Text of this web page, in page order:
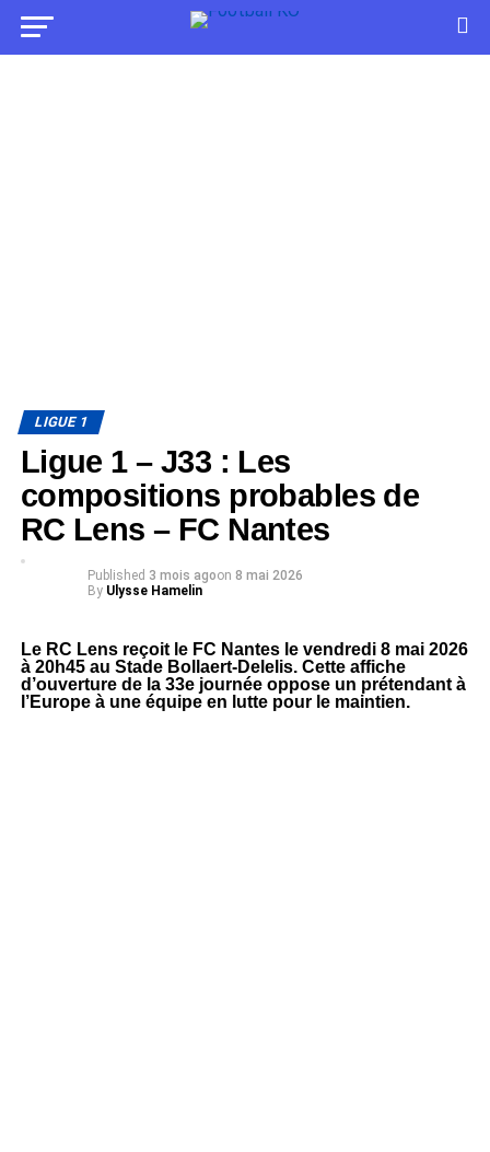
LIGUE 1
Ligue 1 – J33 : Les
compositions probables de
RC Lens – FC Nantes
Published 3 mois agoon 8 mai 2026
By Ulysse Hamelin
Le RC Lens reçoit le FC Nantes le vendredi 8 mai 2026
à 20h45 au Stade Bollaert-Delelis. Cette affiche
d’ouverture de la 33e journée oppose un prétendant à
l’Europe à une équipe en lutte pour le maintien.